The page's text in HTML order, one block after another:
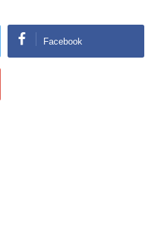
Facebook